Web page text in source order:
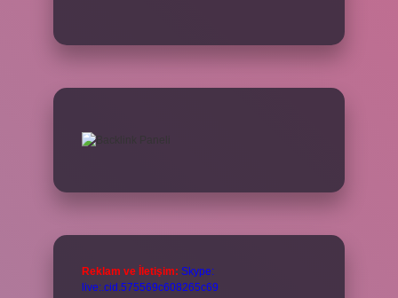
Reklam ve İletişim: Skype:
live:.cid.575569c608265c69